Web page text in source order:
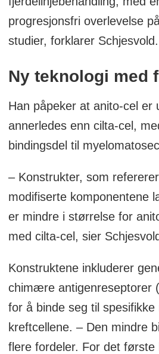
progresjonsfri overlevelse
studier, forklarer Schjesvold.
Ny teknologi med
Han påpeker at anito-cel er
annerledes enn cilta-cel,
bindingsdel til
– Konstrukter, som
modifiserte komponentene
er mindre i størrelse for
med cilta-cel, sier
Konstruktene inkluderer
chimære antigenreseptorer
for å binde seg til spesifikke
kreftcellene. – Den mindre
flere fordeler. For det første